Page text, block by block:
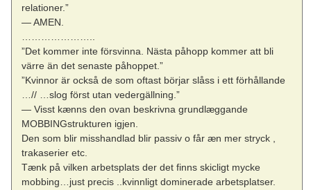
relationer.”
— AMEN.
…………………..
”Det kommer inte försvinna. Nästa påhopp kommer att bli
värre än det senaste påhoppet.”
”Kvinnor är också de som oftast börjar slåss i ett förhållande
…// …slog först utan vedergällning.”
— Visst kænns den ovan beskrivna grundlæggande
MOBBINGstrukturen igjen.
Den som blir misshandlad blir passiv o får æn mer stryck ,
trakaserier etc.
Tænk på vilken arbetsplats der det finns skicligt mycke
mobbing…just precis ..kvinnligt dominerade arbetsplatser.